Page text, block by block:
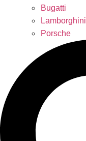
Bugatti
Lamborghini
Porsche